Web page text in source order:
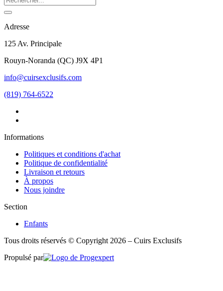
Adresse
125 Av. Principale
Rouyn-Noranda (QC) J9X 4P1
info@cuirsexclusifs.com
(819) 764-6522
Informations
Politiques et conditions d'achat
Politique de confidentialité
Livraison et retours
À propos
Nous joindre
Section
Enfants
Tous droits réservés © Copyright 2026 – Cuirs Exclusifs
Propulsé par